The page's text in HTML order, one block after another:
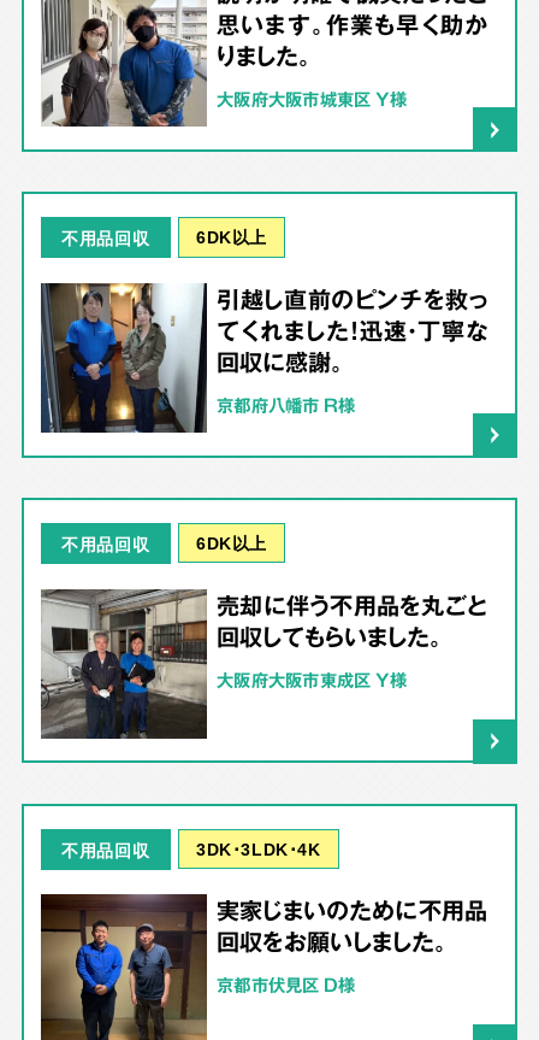
思います。作業も早く助か
りました。
大阪府大阪市城東区 Y様
不用品回収 6DK以上
引越し直前のピンチを救っ
てくれました！迅速・丁寧な
回収に感謝。
京都府八幡市 R様
不用品回収 6DK以上
売却に伴う不用品を丸ごと
回収してもらいました。
大阪府大阪市東成区 Y様
不用品回収 3DK･3LDK･4K
実家じまいのために不用品
回収をお願いしました。
京都市伏見区 D様